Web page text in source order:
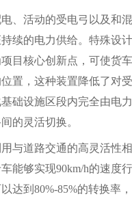
、活动的受电弓以及和
续的电力供给。特殊设
目核心创新点，可使货
置，这种装置降低了对
础设施区段内完全由电
的灵活切换。
与道路交通的高灵活性
能够实现90km/h的速度
达到80%-85%的转换率